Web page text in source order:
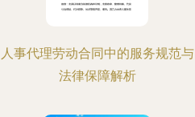
人事代理劳动合同中的服务规范与
法律保障解析